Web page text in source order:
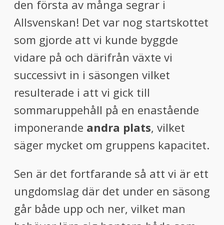
den första av många segrar i
Allsvenskan! Det var nog startskottet
som gjorde att vi kunde byggde
vidare på och därifrån växte vi
successivt in i säsongen vilket
resulterade i att vi gick till
sommaruppehåll på en enastående
imponerande andra plats, vilket
säger mycket om gruppens kapacitet.
Sen är det fortfarande så att vi är ett
ungdomslag där det under en säsong
går både upp och ner, vilket man